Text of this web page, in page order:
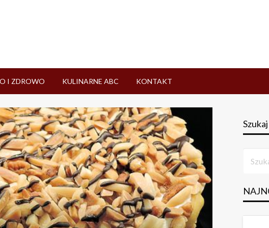
I ZDROWO KULINARNE ABC KONTAKT